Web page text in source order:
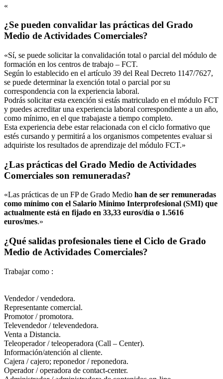
«
¿Se pueden convalidar las prácticas del Grado
Medio de Actividades Comerciales?
«Sí, se puede solicitar la convalidación total o parcial del módulo de
formación en los centros de trabajo – FCT.
Según lo establecido en el artículo 39 del Real Decreto 1147/7627,
se puede determinar la exención total o parcial por su
correspondencia con la experiencia laboral.
Podrás solicitar esta exención si estás matriculado en el módulo FCT
y puedes acreditar una experiencia laboral correspondiente a un año,
como mínimo, en el que trabajaste a tiempo completo.
Esta experiencia debe estar relacionada con el ciclo formativo que
estés cursando y permitirá a los organismos competentes evaluar si
adquiriste los resultados de aprendizaje del módulo FCT.»
¿Las prácticas del Grado Medio de Actividades
Comerciales son remuneradas?
«Las prácticas de un FP de Grado Medio han de ser remuneradas
como mínimo con el Salario Mínimo Interprofesional (SMI) que
actualmente está en fijado en 33,33 euros/día o 1.5616
euros/mes.»
¿Qué salidas profesionales tiene el Ciclo de Grado
Medio de Actividades Comerciales?
Trabajar como :
Vendedor / vendedora.
Representante comercial.
Promotor / promotora.
Televendedor / televendedora.
Venta a Distancia.
Teleoperador / teleoperadora (Call – Center).
Información/atención al cliente.
Cajera / cajero; reponedor / reponedora.
Operador / operadora de contact-center.